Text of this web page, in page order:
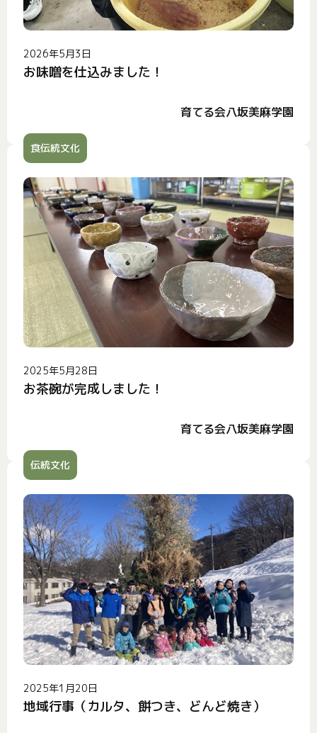
2026年5月3日
お味噌を仕込みました！
育てる会八坂美麻学園
食伝統文化
2025年5月28日
お茶碗が完成しました！
育てる会八坂美麻学園
伝統文化
2025年1月20日
地域行事（カルタ、餅つき、どんど焼き）